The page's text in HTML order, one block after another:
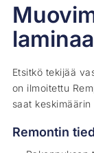
Etsitkö tekijää
on ilmoitettu
saat
Remontin